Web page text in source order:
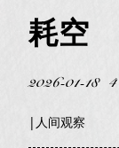
耗空
2026-01-18 4
| 人间观察